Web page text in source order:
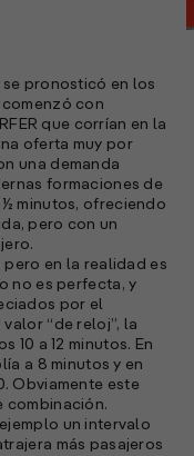
se pronosticó en los
con
que corrían en la
oferta muy por
una demanda
formaciones de
minutos, ofreciendo
pero con un
pero en la realidad es
no es perfecta, y
por el
“de reloj”, la
10 a 12 minutos. En
a 8 minutos y en
Obviamente este
combinación.
un intervalo
más pasajeros